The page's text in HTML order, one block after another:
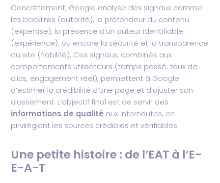
Concrètement, Google analyse des signaux comme
les backlinks (autorité), la profondeur du contenu
(expertise), la présence d’un auteur identifiable
(expérience), ou encore la sécurité et la transparence
du site (fiabilité). Ces signaux, combinés aux
comportements utilisateurs (temps passé, taux de
clics, engagement réel), permettent à Google
d’estimer la crédibilité d’une page et d’ajuster son
classement. L’objectif final est de servir des
informations de qualité aux internautes, en
privilégiant les sources crédibles et vérifiables.
Une petite histoire : de l’EAT à l’E-
E-A-T